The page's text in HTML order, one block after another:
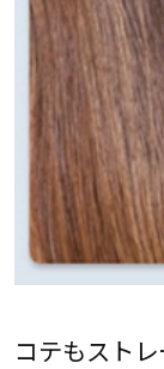
コテもスト